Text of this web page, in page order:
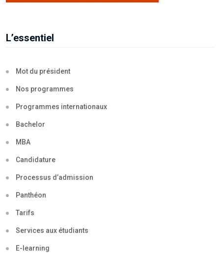
L’essentiel
Mot du président
Nos programmes
Programmes internationaux
Bachelor
MBA
Candidature
Processus d’admission
Panthéon
Tarifs
Services aux étudiants
E-learning